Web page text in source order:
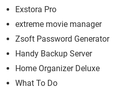
Exstora Pro
extreme movie manager
Zsoft Password Generator
Handy Backup Server
Home Organizer Deluxe
What To Do